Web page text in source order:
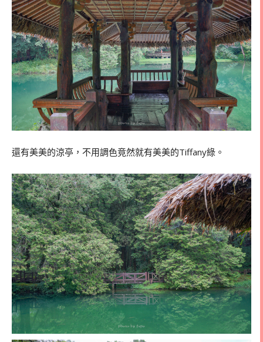
還有美美的涼亭，不用調色竟然就有美美的Tiffany綠。